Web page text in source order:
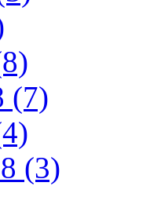
(7)
(3)